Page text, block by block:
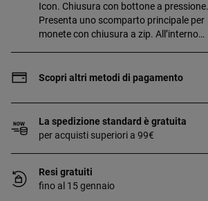
Icon. Chiusura con bottone a pressione.
Presenta uno scomparto principale per
monete con chiusura a zip. All’interno
(altezza x larghezza x profondità):
Scopri altri metodi di pagamento
La spedizione standard è gratuita
per acquisti superiori a 99€
Resi gratuiti
fino al 15 gennaio